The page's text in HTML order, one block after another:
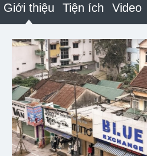
Giới thiệu Tiện ích Video